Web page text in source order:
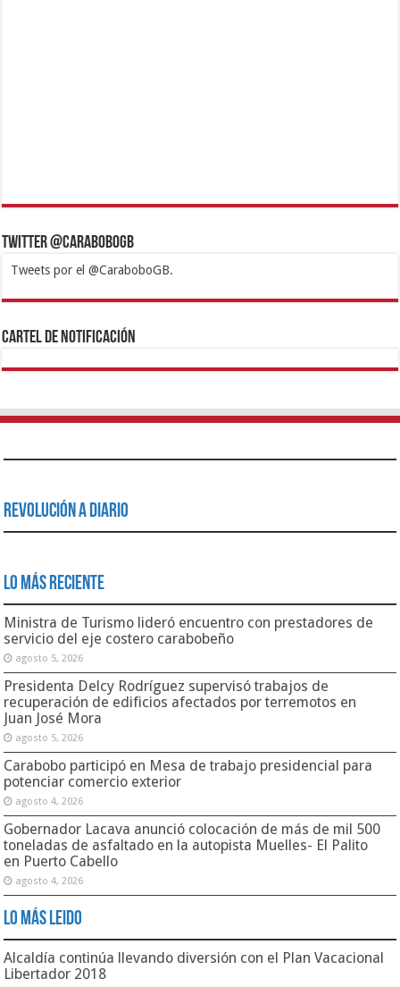
Twitter @CaraboboGB
Tweets por el @CaraboboGB.
1xbetBetturkeyBetistKralbetSupertotobetTipobetMatadorbetMariobet
https://mvbcasino.com/
Cartel de Notificación
Revolución a Diario
Lo Más Reciente
Ministra de Turismo lideró encuentro con prestadores de
servicio del eje costero carabobeño
agosto 5, 2026
Presidenta Delcy Rodríguez supervisó trabajos de
recuperación de edificios afectados por terremotos en
Juan José Mora
agosto 5, 2026
Carabobo participó en Mesa de trabajo presidencial para
potenciar comercio exterior
agosto 4, 2026
Gobernador Lacava anunció colocación de más de mil 500
toneladas de asfaltado en la autopista Muelles- El Palito
en Puerto Cabello
agosto 4, 2026
Lo Más Leido
Alcaldía continúa llevando diversión con el Plan Vacacional
Libertador 2018